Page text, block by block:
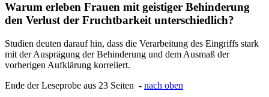
Warum erleben Frauen mit geistiger Behinderung
den Verlust der Fruchtbarkeit unterschiedlich?
Studien deuten darauf hin, dass die Verarbeitung des Eingriffs stark
mit der Ausprägung der Behinderung und dem Ausmaß der
vorherigen Aufklärung korreliert.
Ende der Leseprobe aus 23 Seiten - nach oben